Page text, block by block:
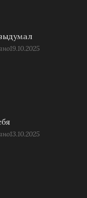
19.10.2025
13.10.2025